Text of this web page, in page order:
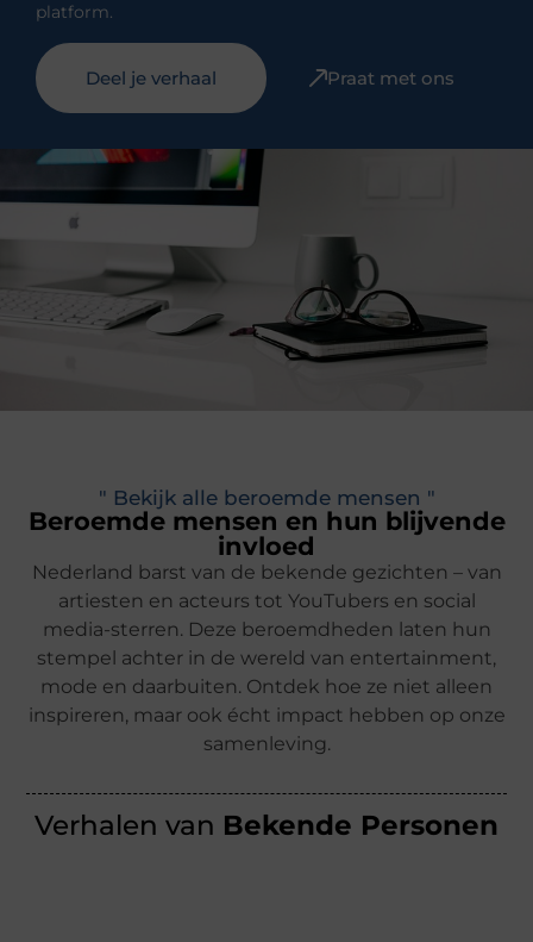
platform.
Deel je verhaal Praat met ons
" Bekijk alle beroemde mensen "
Beroemde mensen en hun blijvende
invloed
Nederland barst van de bekende gezichten – van
artiesten en acteurs tot YouTubers en social
media-sterren. Deze beroemdheden laten hun
stempel achter in de wereld van entertainment,
mode en daarbuiten. Ontdek hoe ze niet alleen
inspireren, maar ook écht impact hebben op onze
samenleving.
Verhalen van Bekende Personen